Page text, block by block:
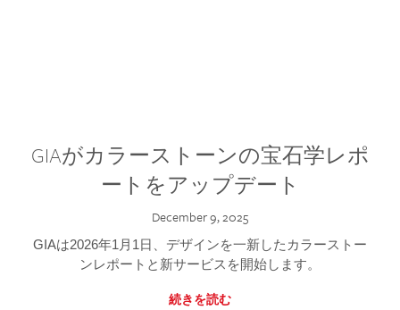
GIAがカラーストーンの宝石学レポ
ートをアップデート
December 9, 2025
GIAは2026年1月1日、デザインを一新したカラーストー
ンレポートと新サービスを開始します。
続きを読む